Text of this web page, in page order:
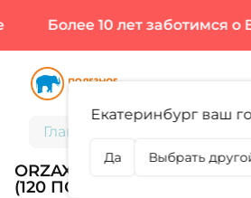
Более 10 лет заботимся о
Главная
ORZAX, VITAMIN D3 10
(120 ПОРЦИЙ)
Екатеринбург ваш
Да Выбрать